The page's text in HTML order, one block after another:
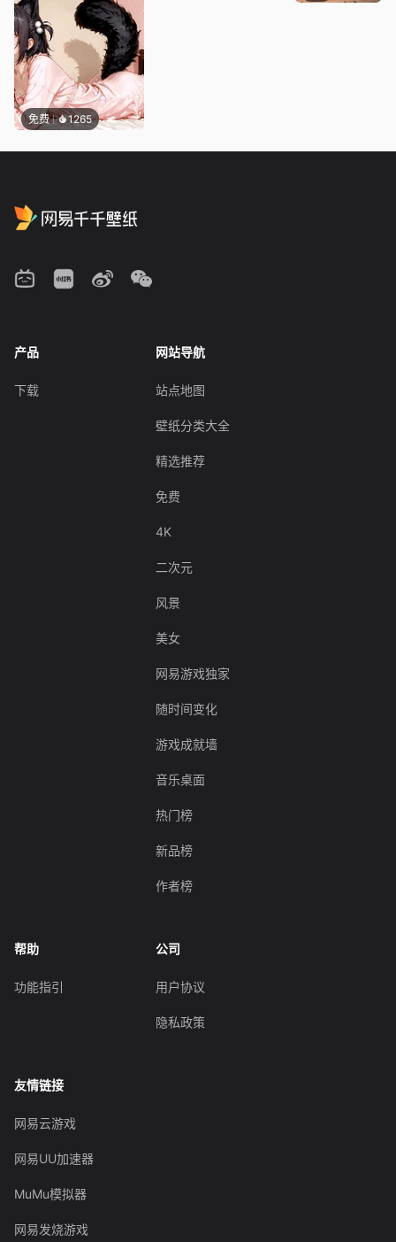
免费 1265
产品
下载
网站导航
站点地图
壁纸分类大全
精选推荐
免费
4K
二次元
风景
美女
网易游戏独家
随时间变化
游戏成就墙
音乐桌面
热门榜
新品榜
作者榜
帮助
功能指引
公司
用户协议
隐私政策
友情链接
网易云游戏
网易UU加速器
MuMu模拟器
网易发烧游戏